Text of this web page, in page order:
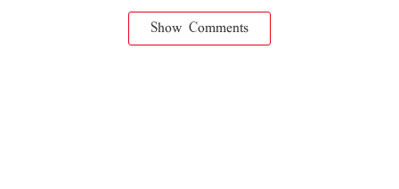
Show Comments